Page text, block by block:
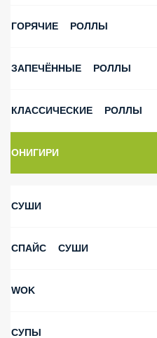
ГОРЯЧИЕ РОЛЛЫ
ЗАПЕЧЁННЫЕ РОЛЛЫ
КЛАССИЧЕСКИЕ РОЛЛЫ
ОНИГИРИ
СУШИ
СПАЙС СУШИ
WOK
СУПЫ